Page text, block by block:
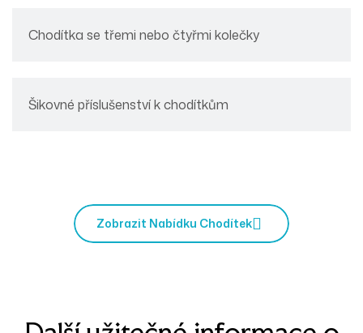
Chodítka se třemi nebo čtyřmi kolečky
Šikovné příslušenství k chodítkům
Zobrazit Nabídku Chodítek